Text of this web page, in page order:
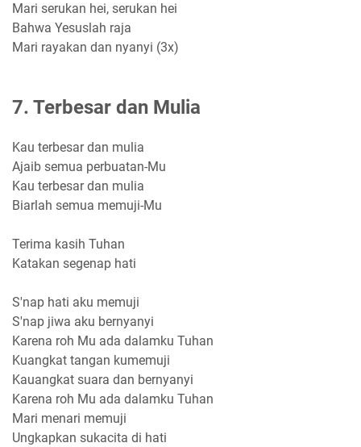
Mari serukan hei, serukan hei
Bahwa Yesuslah raja
Mari rayakan dan nyanyi (3x)
7. Terbesar dan Mulia
Kau terbesar dan mulia
Ajaib semua perbuatan-Mu
Kau terbesar dan mulia
Biarlah semua memuji-Mu
Terima kasih Tuhan
Katakan segenap hati
S'nap hati aku memuji
S'nap jiwa aku bernyanyi
Karena roh Mu ada dalamku Tuhan
Kuangkat tangan kumemuji
Kauangkat suara dan bernyanyi
Karena roh Mu ada dalamku Tuhan
Mari menari memuji
Ungkapkan sukacita di hati